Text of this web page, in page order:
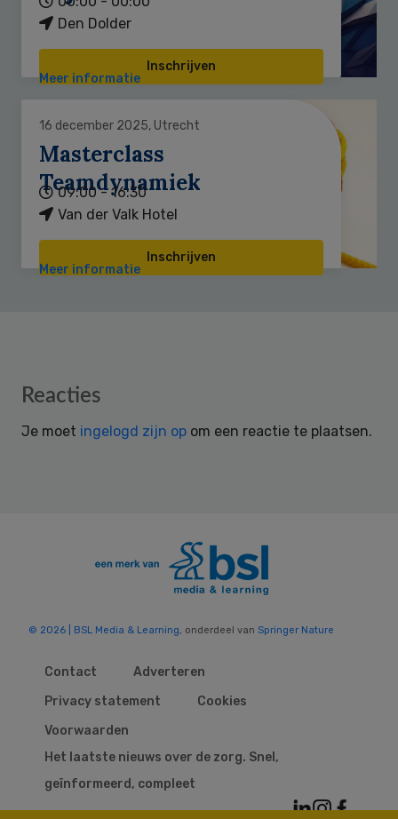
Den Dolder
Inschrijven
Meer informatie
16 december 2025, Utrecht
Masterclass
Teamdynamiek
09:00 - 16:30
Van der Valk Hotel
Inschrijven
Meer informatie
Reader
Reacties
Je moet ingelogd zijn op om een reactie te plaatsen.
© 2026 | BSL Media & Learning, onderdeel van Springer Nature
Contact
Adverteren
Privacy statement
Cookies
Voorwaarden
Het laatste nieuws over de zorg. Snel,
geïnformeerd, compleet